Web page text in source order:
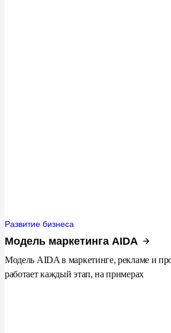
Развитие бизнеса
Модель маркетинга AIDA
Модель AIDA в маркетинге, рекламе и
работает каждый этап, на примерах